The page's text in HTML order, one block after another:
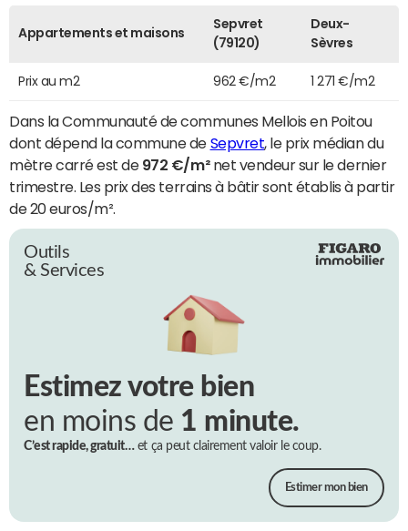
Appartements et maisons
Sepvret
(79120)
Deux-
Sèvres
Prix au m2 962 €/m2 1 271 €/m2
Dans la Communauté de communes Mellois en Poitou
dont dépend la commune de Sepvret, le prix médian du
mètre carré est de 972 €/m²net vendeur sur le dernier
trimestre. Les prix des terrains à bâtir sont établis à partir
de 20 euros/m².
Outils
& Services
Estimez votre bien
en moins de 1 minute.
C’est rapide, gratuit…et ça peut clairement valoir le coup.
Estimer mon bien